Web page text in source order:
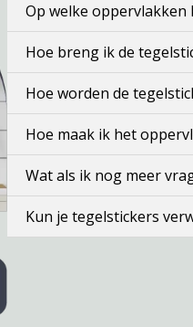
Op welke
Hoe breng ik de
Hoe worden de
Hoe maak ik het
Wat als ik nog meer
Kun je tegelstickers